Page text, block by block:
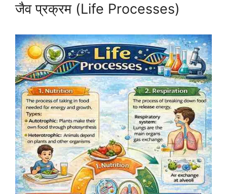
जैव प्रक्रम (Life Processes)